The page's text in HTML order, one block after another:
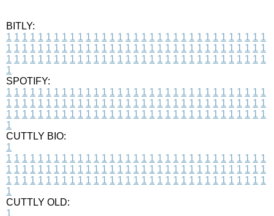
BITLY:
1 1 1 1 1 1 1 1 1 1 1 1 1 1 1 1 1 1 1 1 1 1 1 1 1 1 1 1 1 1 1 1 1
1 1 1 1 1 1 1 1 1 1 1 1 1 1 1 1 1 1 1 1 1 1 1 1 1 1 1 1 1 1 1 1 1
1 1 1 1 1 1 1 1 1 1 1 1 1 1 1 1 1 1 1 1 1 1 1 1 1 1 1 1 1 1 1 1 1
1
SPOTIFY:
1 1 1 1 1 1 1 1 1 1 1 1 1 1 1 1 1 1 1 1 1 1 1 1 1 1 1 1 1 1 1 1 1
1 1 1 1 1 1 1 1 1 1 1 1 1 1 1 1 1 1 1 1 1 1 1 1 1 1 1 1 1 1 1 1 1
1 1 1 1 1 1 1 1 1 1 1 1 1 1 1 1 1 1 1 1 1 1 1 1 1 1 1 1 1 1 1 1 1
1
CUTTLY BIO:
1
1 1 1 1 1 1 1 1 1 1 1 1 1 1 1 1 1 1 1 1 1 1 1 1 1 1 1 1 1 1 1 1 1
1 1 1 1 1 1 1 1 1 1 1 1 1 1 1 1 1 1 1 1 1 1 1 1 1 1 1 1 1 1 1 1 1
1 1 1 1 1 1 1 1 1 1 1 1 1 1 1 1 1 1 1 1 1 1 1 1 1 1 1 1 1 1 1 1 1
1
CUTTLY OLD:
1